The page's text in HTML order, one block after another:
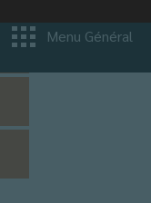
Menu Général